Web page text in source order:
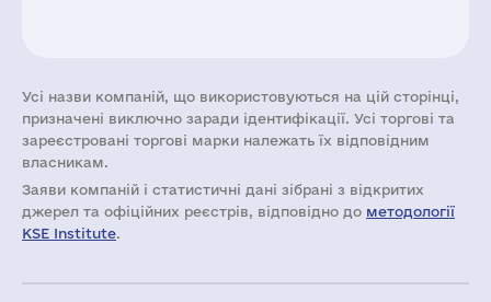
Усі назви компаній, що використовуються на цій сторінці,
призначені виключно заради ідентифікації. Усі торгові та
зареєстровані торгові марки належать їх відповідним
власникам.
Заяви компаній i статистичні дані зібрані з відкритих
джерел та офіційних реєстрів, відповідно до методології
KSE Institute.